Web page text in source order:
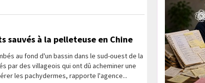
sauvés à la pelleteuse en Chine
au fond d'un bassin dans le sud-ouest de la
par des villageois qui ont dû acheminer une
les pachydermes, rapporte l'agence...